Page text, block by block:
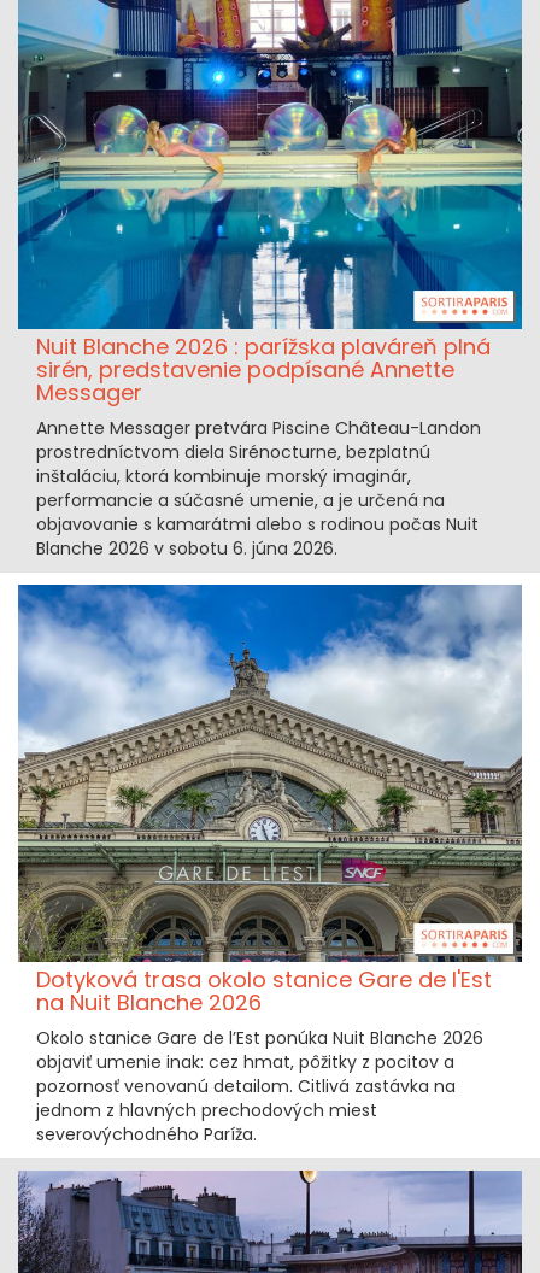
Nuit Blanche 2026 : parížska plaváreň plná
sirén, predstavenie podpísané Annette
Messager
Annette Messager pretvára Piscine Château-Landon
prostredníctvom diela Sirénocturne, bezplatnú
inštaláciu, ktorá kombinuje morský imaginár,
performancie a súčasné umenie, a je určená na
objavovanie s kamarátmi alebo s rodinou počas Nuit
Blanche 2026 v sobotu 6. júna 2026.
Dotyková trasa okolo stanice Gare de l'Est
na Nuit Blanche 2026
Okolo stanice Gare de l’Est ponúka Nuit Blanche 2026
objaviť umenie inak: cez hmat, pôžitky z pocitov a
pozornosť venovanú detailom. Citlivá zastávka na
jednom z hlavných prechodových miest
severovýchodného Paríža.